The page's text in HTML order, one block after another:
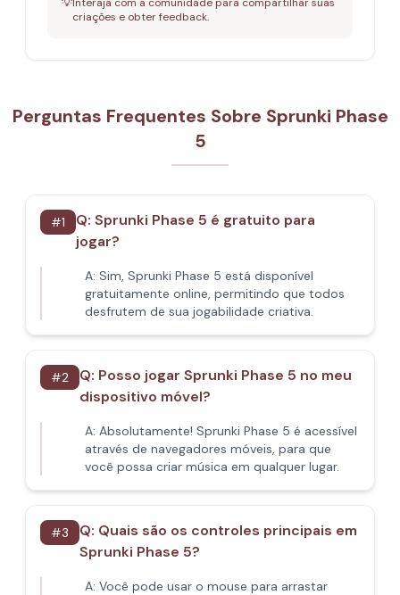
criações e obter feedback.
Perguntas Frequentes Sobre Sprunki Phase
5
#1 Q: Sprunki Phase 5 é gratuito para
jogar?
A: Sim, Sprunki Phase 5 está disponível
gratuitamente online, permitindo que todos
desfrutem de sua jogabilidade criativa.
#2 Q: Posso jogar Sprunki Phase 5 no meu
dispositivo móvel?
A: Absolutamente! Sprunki Phase 5 é acessível
através de navegadores móveis, para que
você possa criar música em qualquer lugar.
#3 Q: Quais são os controles principais em
Sprunki Phase 5?
A: Você pode usar o mouse para arrastar